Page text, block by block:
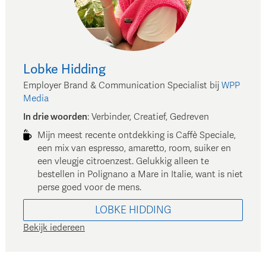
Lobke Hidding
Employer Brand & Communication Specialist bij WPP
Media
In drie woorden: Verbinder, Creatief, Gedreven
Mijn meest recente ontdekking is Caffè Speciale,
een mix van espresso, amaretto, room, suiker en
een vleugje citroenzest. Gelukkig alleen te
bestellen in Polignano a Mare in Italie, want is niet
perse goed voor de mens.
LOBKE HIDDING
Bekijk iedereen